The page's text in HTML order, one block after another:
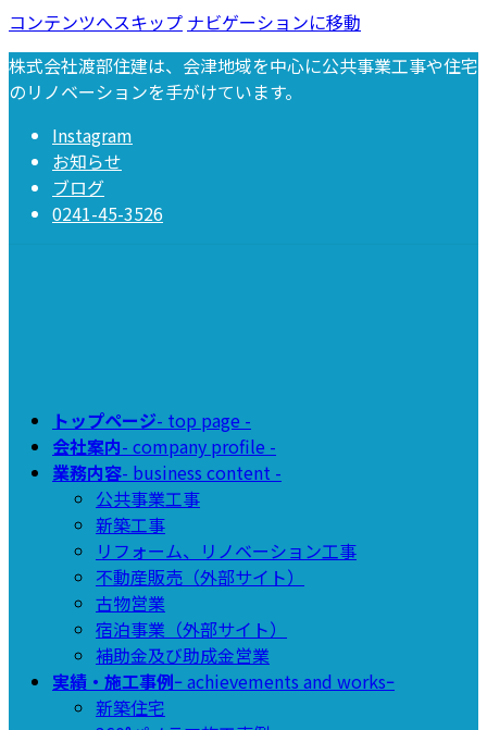
コンテンツへスキップ ナビゲーションに移動
株式会社渡部住建は、会津地域を中心に公共事業工事や住宅
のリノベーションを手がけています。
Instagram
お知らせ
ブログ
0241-45-3526
トップページ- top page -
会社案内- company profile -
業務内容- business content -
公共事業工事
新築工事
リフォーム、リノベーション工事
不動産販売（外部サイト）
古物営業
宿泊事業（外部サイト）
補助金及び助成金営業
実績・施工事例ｰ achievements and worksｰ
新築住宅